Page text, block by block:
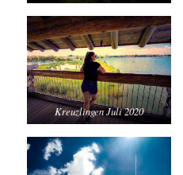
Kreuzlingen Juli 2020